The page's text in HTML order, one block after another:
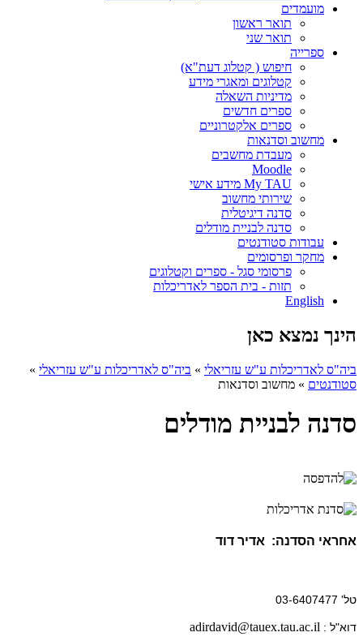
מועמדים
תואר ראשון
תואר שני
ספרייה
חיפוש ( קטלוג דעת"א)
קטלוגים ומאגרי מידע
מדיניות השאלה
ספרים חדשים
ספרים אלקטרוניים
מחשוב וסדנאות
מעבדת מחשבים
Moodle
My TAU מידע אישי
שירותי מחשוב
סדנה דיגיטלית
סדנה לבניית מודלים
עבודות סטודנטים
מחקר ופרסומים
פרסומי סגל - ספרים וקטלוגים
תזות - בית הספר לאדריכלות
English
הינך נמצא כאן
ביה"ס לאדריכלות ע"ש עזריאלי » ביה"ס לאדריכלות ע"ש עזריאלי »
סטודנטים » מחשוב וסדנאות
סדנה לבניית מודלים
אחראי הסדנה: אדיר דוד
טל' 03-6407477
דוא"ל : adirdavid@tauex.tau.ac.il